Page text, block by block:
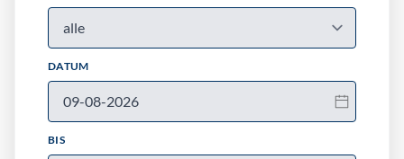
DATUM
BIS